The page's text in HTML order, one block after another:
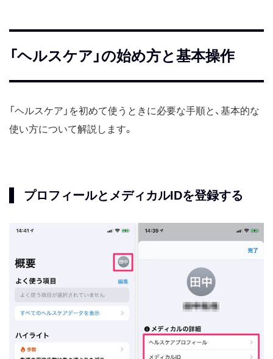
「ヘルスケア」の始め方と基本操作
「ヘルスケア」を初めて使うときに必要な手順と、基本的な
使い方について解説します。
プロフィールとメディカルIDを登録する